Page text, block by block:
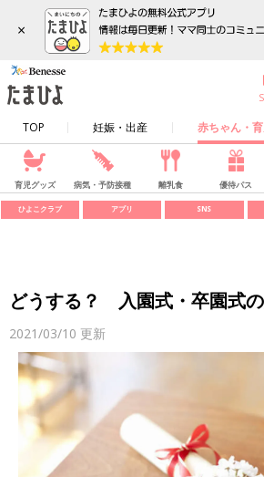
×
TOP 妊娠・出産 赤ちゃん・
育児グッズ 病気・予防接種 離乳食 優待パス
ひよこクラブ アプリ SNS
どうする？ 入園式・卒園式
2021/03/10 更新